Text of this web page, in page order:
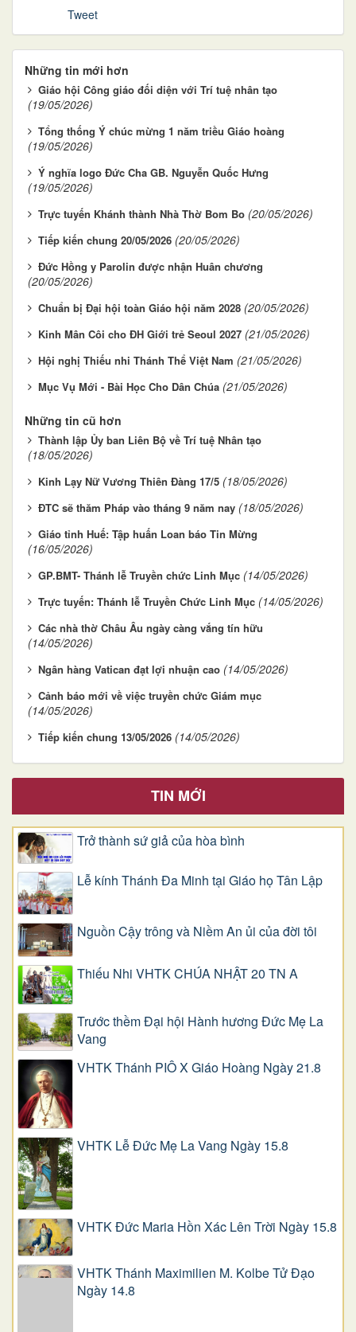
Tweet
Những tin mới hơn
Giáo hội Công giáo đối diện với Trí tuệ nhân tạo
(19/05/2026)
Tổng thống Ý chúc mừng 1 năm triều Giáo hoàng
(19/05/2026)
Ý nghĩa logo Đức Cha GB. Nguyễn Quốc Hưng
(19/05/2026)
Trực tuyến Khánh thành Nhà Thờ Bom Bo (20/05/2026)
Tiếp kiến chung 20/05/2026 (20/05/2026)
Đức Hồng y Parolin được nhận Huân chương
(20/05/2026)
Chuẩn bị Đại hội toàn Giáo hội năm 2028 (20/05/2026)
Kinh Mân Côi cho ĐH Giới trẻ Seoul 2027 (21/05/2026)
Hội nghị Thiếu nhi Thánh Thể Việt Nam (21/05/2026)
Mục Vụ Mới - Bài Học Cho Dân Chúa (21/05/2026)
Những tin cũ hơn
Thành lập Ủy ban Liên Bộ về Trí tuệ Nhân tạo
(18/05/2026)
Kinh Lạy Nữ Vương Thiên Đàng 17/5 (18/05/2026)
ĐTC sẽ thăm Pháp vào tháng 9 năm nay (18/05/2026)
Giáo tỉnh Huế: Tập huấn Loan báo Tin Mừng
(16/05/2026)
GP.BMT- Thánh lễ Truyền chức Linh Mục (14/05/2026)
Trực tuyến: Thánh lễ Truyền Chức Linh Mục (14/05/2026)
Các nhà thờ Châu Âu ngày càng vắng tín hữu
(14/05/2026)
Ngân hàng Vatican đạt lợi nhuận cao (14/05/2026)
Cảnh báo mới về việc truyền chức Giám mục
(14/05/2026)
Tiếp kiến chung 13/05/2026 (14/05/2026)
TIN MỚI
Trở thành sứ giả của hòa bình
Lễ kính Thánh Đa Minh tại Giáo họ Tân Lập
Nguồn Cậy trông và Niềm An ủi của đời tôi
Thiếu Nhi VHTK CHÚA NHẬT 20 TN A
Trước thềm Đại hội Hành hương Đức Mẹ La
Vang
VHTK Thánh PIÔ X Giáo Hoàng Ngày 21.8
VHTK Lễ Đức Mẹ La Vang Ngày 15.8
VHTK Đức Maria Hồn Xác Lên Trời Ngày 15.8
VHTK Thánh Maximilien M. Kolbe Tử Đạo
Ngày 14.8